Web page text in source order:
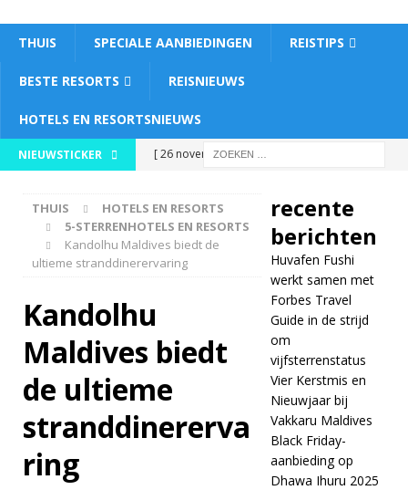
THUIS SPECIALE AANBIEDINGEN REISTIPS
BESTE RESORTS REISNIEUWS
HOTELS EN RESORTSNIEUWS
NIEUWSTICKER
[ 26 november
Fushi werkt samen
met Forbes Travel
om
vijfsterrenstatus
STERRENHOTELS
EN RESORTS
THUIS
HOTELS EN RESORTS
5-STERRENHOTELS EN RESORTS
Kandolhu Maldives biedt de
ultieme stranddinerervaring
Kandolhu
Maldives biedt
de ultieme
stranddinererva
ring
recente
berichten
Huvafen Fushi
werkt samen met
Forbes Travel
Guide in de strijd
om
vijfsterrenstatus
Vier Kerstmis en
Nieuwjaar bij
Vakkaru Maldives
Black Friday-
aanbieding op
Dhawa Ihuru 2025